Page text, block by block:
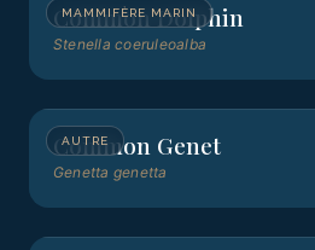
MAMMIFÈRE MARIN
Common Dolphin
Stenella coeruleoalba
AUTRE
Common Genet
Genetta genetta